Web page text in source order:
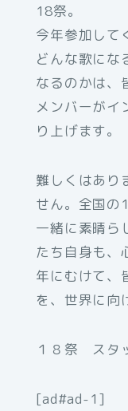
18祭。
今年参加して
どんな歌にな
なるのかは、
メンバーがイ
り上げます。
難しくはあり
せん。全国の
一緒に素晴ら
たち自身も、
年にむけて、
を、世界に向
１８祭 スタ
[ad#ad-1]